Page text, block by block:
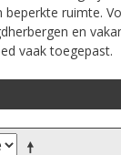
ruimte.
en
vaak toegepast.